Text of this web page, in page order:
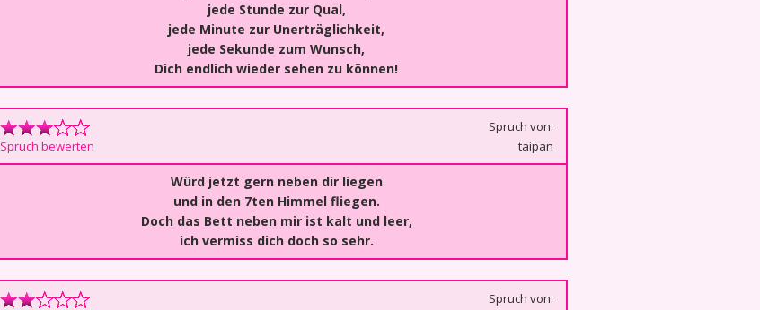
jede Stunde zur Qual,
jede Minute zur Unerträglichkeit,
jede Sekunde zum Wunsch,
Dich endlich wieder sehen zu können!
Spruch bewerten
Spruch von:
taipan
Würd jetzt gern neben dir liegen
und in den 7ten Himmel fliegen.
Doch das Bett neben mir ist kalt und leer,
ich vermiss dich doch so sehr.
Spruch von: